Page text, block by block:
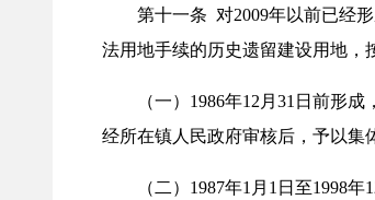
第十一条 对2009年以前已经形
法用地手续的历史遗留建设用地，
（一）1986年12月31日前形成
经所在镇人民政府审核后，予以集
（二）1987年1月1日至1998年